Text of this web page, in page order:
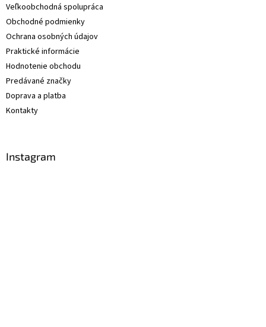
Veľkoobchodná spolupráca
Obchodné podmienky
Ochrana osobných údajov
Praktické informácie
Hodnotenie obchodu
Predávané značky
Doprava a platba
Kontakty
Instagram